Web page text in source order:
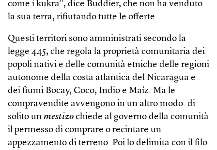
come i kukra”, dice Buddier, che non ha venduto
la sua terra, rifiutando tutte le offerte.
Questi territori sono amministrati secondo la
legge 445, che regola la proprietà comunitaria dei
popoli nativi e delle comunità etniche delle regioni
autonome della costa atlantica del Nicaragua e
dei fiumi Bocay, Coco, Indio e Maíz. Ma le
compravendite avvengono in un altro modo: di
solito un mestizo chiede al governo della comunità
il permesso di comprare o recintare un
appezzamento di terreno. Poi lo delimita con il filo